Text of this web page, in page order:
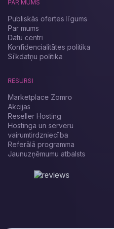
PAR MUMS
Publiskās ofertes līgums
Par mums
Datu centri
Konfidencialitātes politika
Sīkdatņu politika
RESURSI
Marketplace Zomro
Akcijas
Reseller Hosting
Hostinga un serveru
vairumtirdzniecība
Referālā programma
Jaunuzņēmumu atbalsts